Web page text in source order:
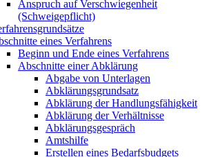
Anspruch auf Verschwiegenheit
(Schweigepflicht)
eines Verfahrens
Beginn und Ende eines Verfahrens
Abschnitte einer Abklärung
Abgabe von Unterlagen
Abklärungsgrundsatz
Abklärung der Handlungsfähigkeit
Abklärung der Verhältnisse
Abklärungsgespräch
Amtshilfe
Erstellen eines Bedarfsbudgets